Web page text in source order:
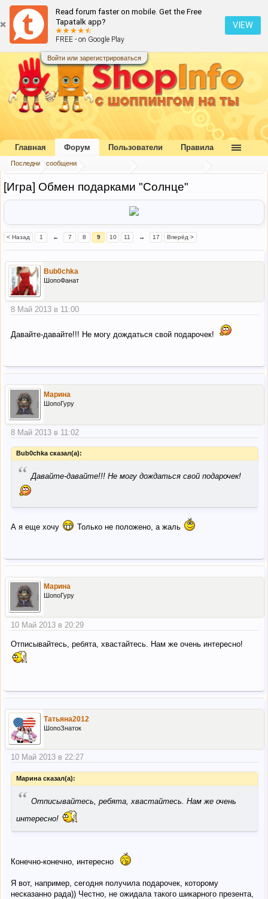
Read forum faster on mobile. Get the Free
Tapatalk app?
FREE - on Google Play
VIEW
Войти или зарегистрироваться
Главная Форум
[Игра] Обмен подарками "Солнце"
< Назад 1 ← 7 8 9 10 11 → 17 Вперёд >
Bub0chka
ШопоФанат
8 Май 2013 в 11:00
Давайте-давайте!!! Не могу дождаться свой подарочек!
Марина
ШопоГуру
8 Май 2013 в 11:02
Bub0chka сказал(а):
“ Давайте-давайте!!! Не могу дождаться свой подарочек!
А я еще хочу Только не положено, а жаль
Марина
ШопоГуру
10 Май 2013 в 20:29
Отписывайтесь, ребята, хвастайтесь. Нам же очень интересно!
Татьяна2012
ШопоЗнаток
10 Май 2013 в 22:27
Марина сказал(а):
“ Отписывайтесь, ребята, хвастайтесь. Нам же очень
интересно!
Конечно-конечно, интересно
Я вот, например, сегодня получила подарочек, которому
несказанно рада)) Честно, не ожидала такого шикарного презента,
Главная Форум
Последние сообщения
Пользователи Правила